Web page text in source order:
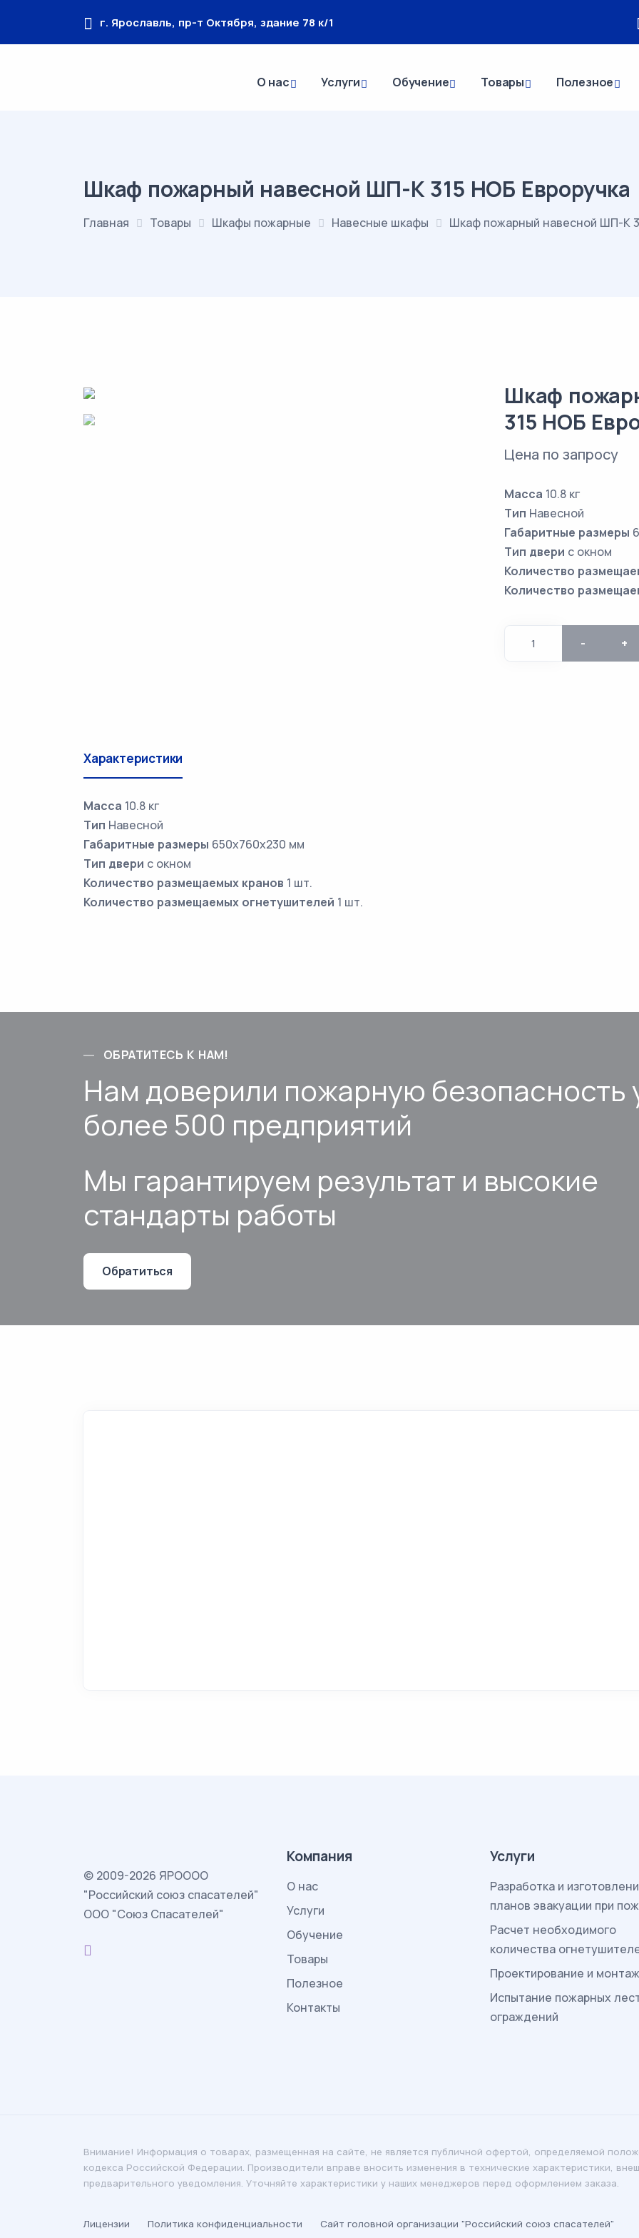
г. Ярославль, пр-т Октября, здание 78 к/1
О нас Услуги Обучение Товары Полезное
Шкаф пожарный навесной ШП-К 315 НОБ Евроручка
Главная Товары Шкафы пожарные Навесные шкафы Шкаф пожарный навесной ШП-К
Шкаф
315 НОБ
Цена по запросу
Масса 10.8 кг
Тип Навесной
Габаритные размеры
Тип двери с окном
Количество
Количество
- +
Характеристики
Масса 10.8 кг
Тип Навесной
Габаритные размеры 650х760х230 мм
Тип двери с окном
Количество размещаемых кранов 1 шт.
Количество размещаемых огнетушителей 1 шт.
ОБРАТИТЕСЬ К НАМ!
Нам доверили пожарную безопасность
более 500 предприятий
Мы гарантируем результат и высокие
стандарты работы
Обратиться
© 2009-2026 ЯРОООО
"Российский союз спасателей"
ООО "Союз Спасателей"
Компания
О нас
Услуги
Обучение
Товары
Полезное
Контакты
Услуги
Разработка и
планов эвакуации при
Расчет необходимого
количества
Проектирование и
Испытание пожарных
ограждений
Внимание! Информация о товарах, размещенная на сайте, не является публичной офертой, определяемой
кодекса Российской Федерации. Производители вправе вносить изменения в технические характеристики,
предварительного уведомления. Уточняйте характеристики у наших менеджеров перед оформлением заказа.
Лицензии Политика конфиденциальности Сайт головной организации "Российский союз спасателей"